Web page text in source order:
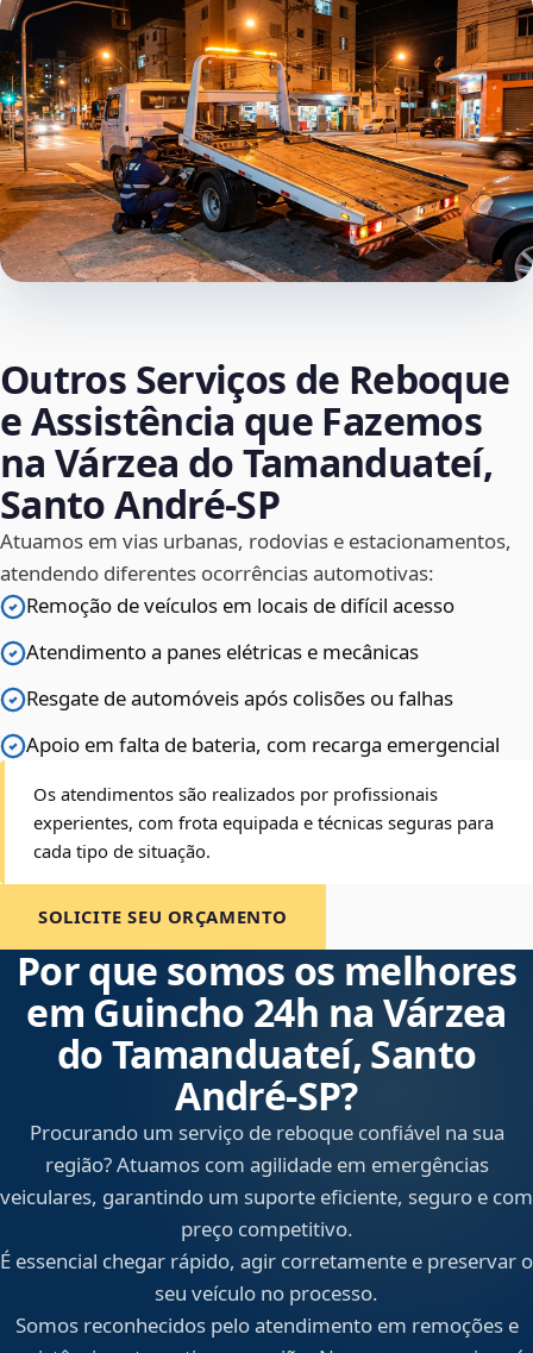
Outros Serviços de Reboque
e Assistência que Fazemos
na Várzea do Tamanduateí,
Santo André‑SP
Atuamos em vias urbanas, rodovias e estacionamentos,
atendendo diferentes ocorrências automotivas:
Remoção de veículos em locais de difícil acesso
Atendimento a panes elétricas e mecânicas
Resgate de automóveis após colisões ou falhas
Apoio em falta de bateria, com recarga emergencial
Os atendimentos são realizados por profissionais
experientes, com frota equipada e técnicas seguras para
cada tipo de situação.
SOLICITE SEU ORÇAMENTO
Por que somos os melhores
em Guincho 24h na Várzea
do Tamanduateí, Santo
André‑SP?
Procurando um serviço de reboque confiável na sua
região? Atuamos com agilidade em emergências
veiculares, garantindo um suporte eficiente, seguro e com
preço competitivo.
É essencial chegar rápido, agir corretamente e preservar o
seu veículo no processo.
Somos reconhecidos pelo atendimento em remoções e